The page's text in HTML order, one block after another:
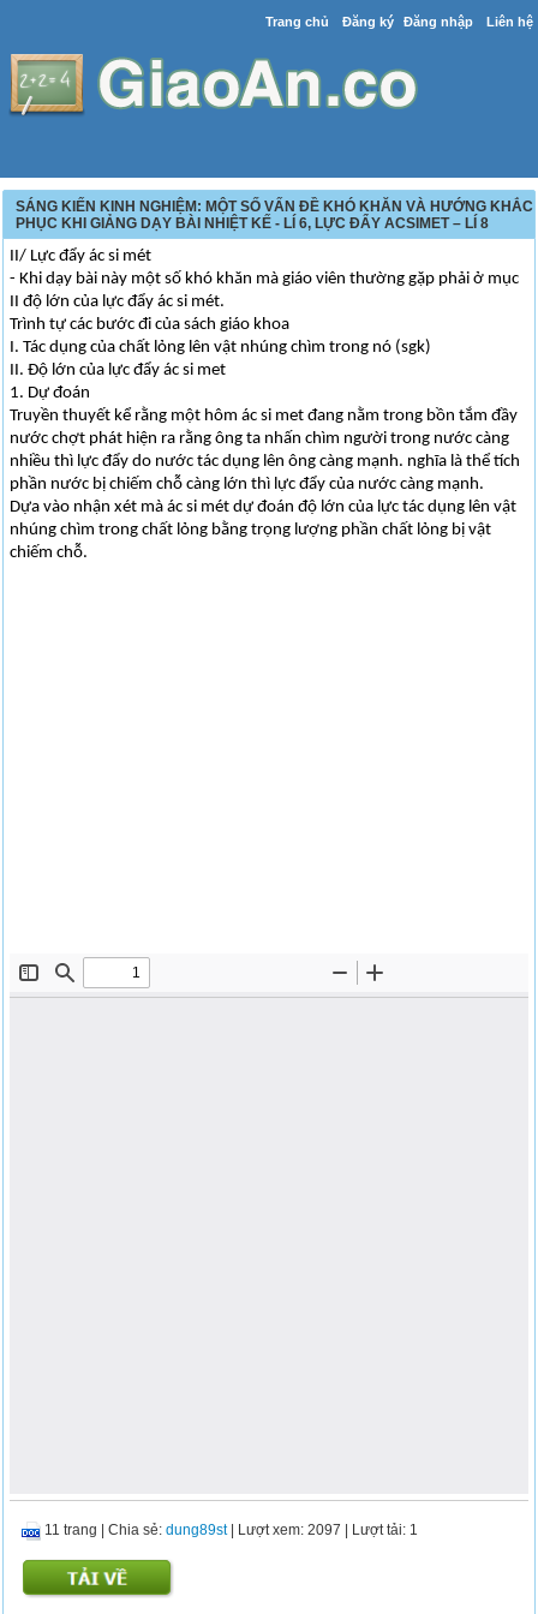
Trang chủ Đăng ký Đăng nhập Liên hệ
SÁNG KIẾN KINH NGHIỆM: MỘT SỐ VẤN ĐỀ KHÓ KHĂN VÀ HƯỚNG KHẮC
PHỤC KHI GIẢNG DẠY BÀI NHIỆT KẾ - LÍ 6, LỰC ĐẨY ACSIMET – LÍ 8
II/ Lực đẩy ác si mét
- Khi dạy bài này một số khó khăn mà giáo viên thường gặp phải ở mục
II độ lớn của lực đẩy ác si mét.
Trình tự các bước đi của sách giáo khoa
I. Tác dụng của chất lỏng lên vật nhúng chìm trong nó (sgk)
II. Độ lớn của lực đẩy ác si met
1. Dự đoán
Truyền thuyết kể rằng một hôm ác si met đang nằm trong bồn tắm đầy
nước chợt phát hiện ra rằng ông ta nhấn chìm người trong nước càng
nhiều thì lực đẩy do nước tác dụng lên ông càng mạnh. nghĩa là thể tích
phần nước bị chiếm chỗ càng lớn thì lực đẩy của nước càng mạnh.
Dựa vào nhận xét mà ác si mét dự đoán độ lớn của lực tác dụng lên vật
nhúng chìm trong chất lỏng bằng trọng lượng phần chất lỏng bị vật
chiếm chỗ.
11 trang |Chia sẻ:dung89st| Lượt xem: 2097 | Lượt tải: 1